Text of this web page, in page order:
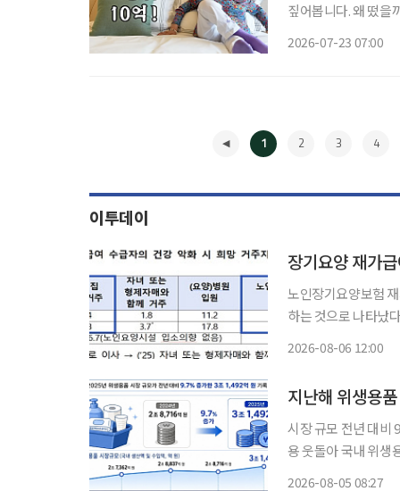
짚어봅니다. 왜 떴을까? 초고령사회에 실버타운을 향한 관심이 높아지는 가운데, 실버타운을
2026-07-23 07:00
1 2 3 4
이투데이
장기요양 재가
노인장기요양보험
하는 것으로 나타났다.
2026-08-06 12:00
지난해 위생용
시장 규모 전년 대비
용 웃돌아 국내 위생용품 시장 규모가 지난해 3조원을 넘어섰다. 초고령사회 진입으로 성인용
2026-08-05 08:27